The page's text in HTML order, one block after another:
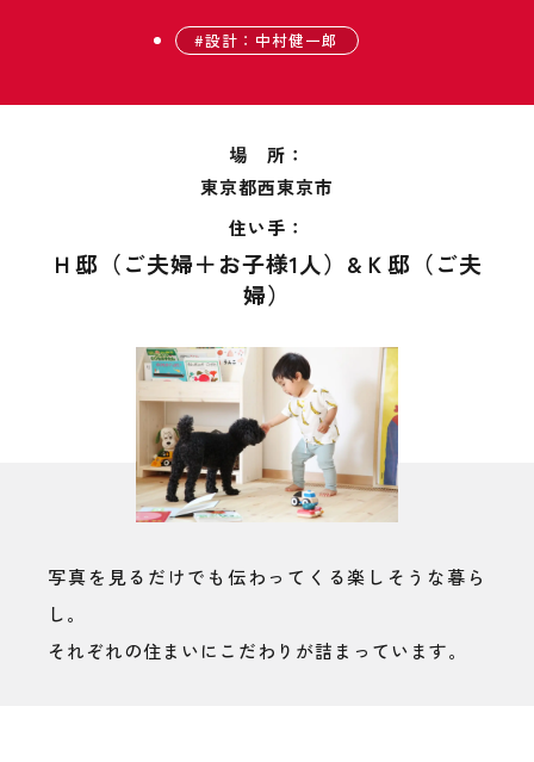
設計：中村健一郎
場 所：
東京都西東京市
住い手：
Ｈ邸（ご夫婦＋お子様1人）&Ｋ邸（ご夫
婦）
写真を見るだけでも伝わってくる楽しそうな暮ら
し。
それぞれの住まいにこだわりが詰まっています。